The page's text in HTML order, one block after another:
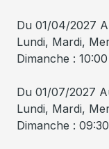
Du 01/04/2027
Lundi, Mardi,
Dimanche :
Du 01/07/2027
Lundi, Mardi,
Dimanche :